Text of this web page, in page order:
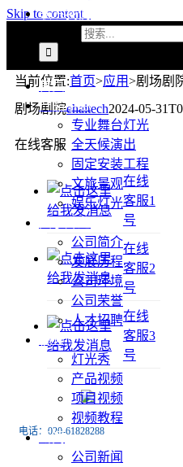
Skip to content
联系我们
首页
产品中心
专业舞台灯光
全天候演出
固定安装工程
文旅景观
娱乐灯光
公司简介
发展历程
公司环境
公司荣誉
人才招聘
视频
灯光秀
产品视频
项目视频
视频教程
新闻
公司新闻
当前位置:首页>应用>剧场剧
剧场剧院ehaitech2024-05-
在线客服
在线
客服1
号
在线
客服2
号
在线
客服3
号
电话：020-61828288
传真：020-61828188